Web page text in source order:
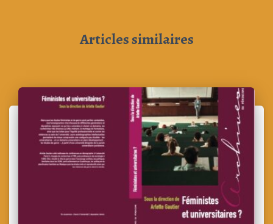
Articles similaires